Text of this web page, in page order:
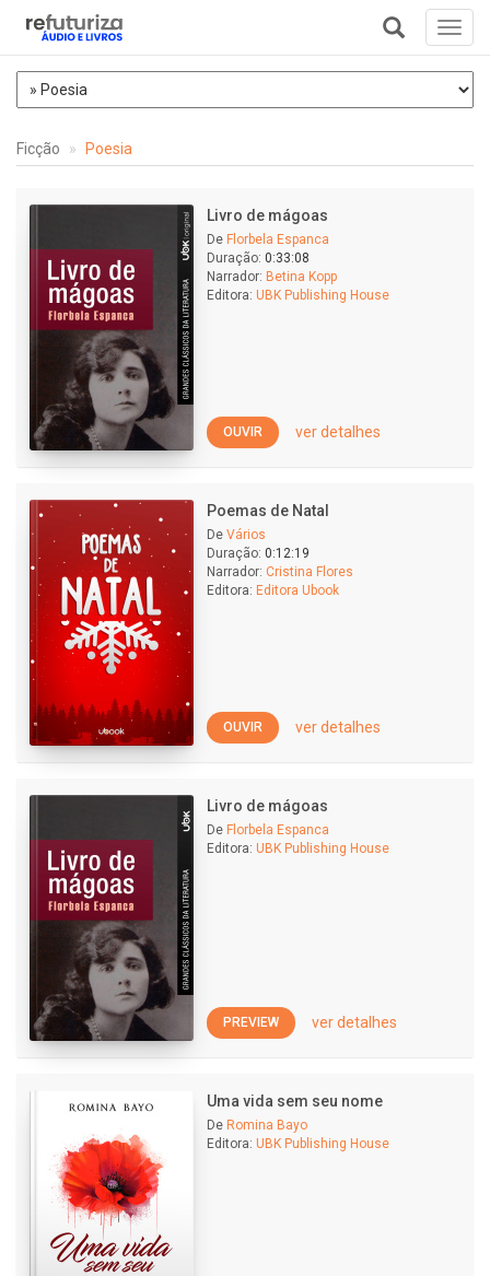
+
Ficção Poesia
Livro de mágoas
De Florbela Espanca
Duração: 0:33:08
Narrador: Betina Kopp
Editora: UBK Publishing House
OUVIR ver detalhes
Poemas de Natal
De Vários
Duração: 0:12:19
Narrador: Cristina Flores
Editora: Editora Ubook
OUVIR ver detalhes
Livro de mágoas
De Florbela Espanca
Editora: UBK Publishing House
PREVIEW ver detalhes
Uma vida sem seu nome
De Romina Bayo
Editora: UBK Publishing House